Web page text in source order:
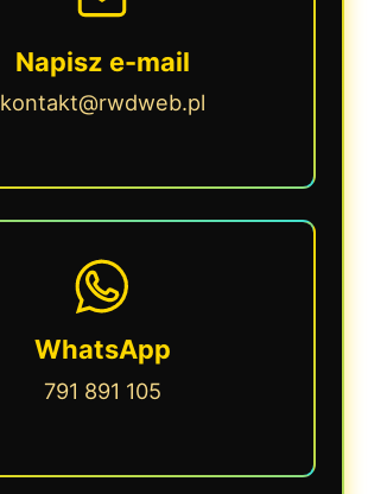
Napisz e-mail
kontakt@rwdweb.pl
WhatsApp
791 891 105